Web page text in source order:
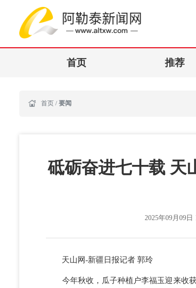
首页 推荐
首页 / 要闻
砥砺奋进七十载 天
2025年09月09日
天山网-新疆日报记者 郭玲
今年秋收，瓜子种植户李福玉迎来收获